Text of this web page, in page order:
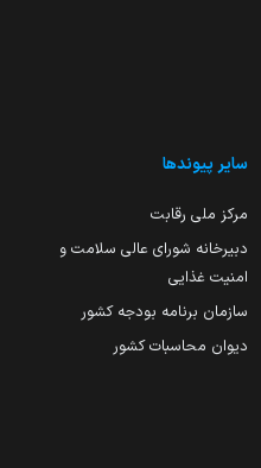
سایر پیوندها
مرکز ملی رقابت
دبیرخانه شورای عالی سلامت و
امنیت غذایی
سازمان برنامه بودجه کشور
دیوان محاسبات کشور